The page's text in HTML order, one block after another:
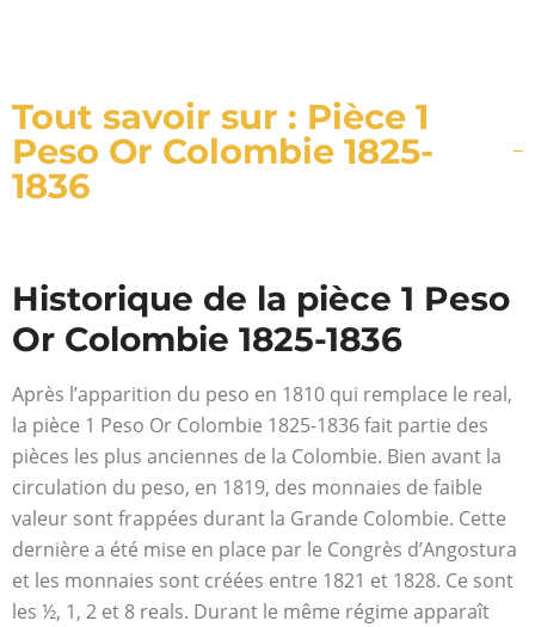
Tout savoir sur : Pièce 1
Peso Or Colombie 1825-
1836
Historique de la pièce 1 Peso
Or Colombie 1825-1836
Après l’apparition du peso en 1810 qui remplace le real,
la pièce 1 Peso Or Colombie 1825-1836 fait partie des
pièces les plus anciennes de la Colombie. Bien avant la
circulation du peso, en 1819, des monnaies de faible
valeur sont frappées durant la Grande Colombie. Cette
dernière a été mise en place par le Congrès d’Angostura
et les monnaies sont créées entre 1821 et 1828. Ce sont
les ½, 1, 2 et 8 reals. Durant le même régime apparaît